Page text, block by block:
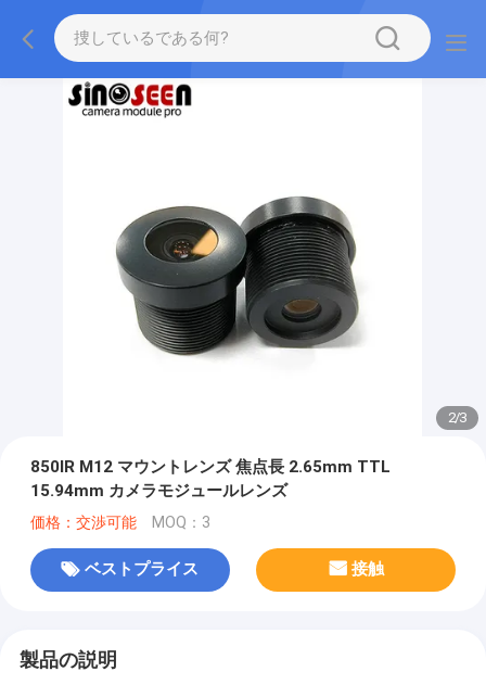
2/3
850IR M12 マウントレンズ 焦点長 2.65mm TTL
15.94mm カメラモジュールレンズ
価格：交渉可能 MOQ：3
ベストプライス 接触
製品の説明